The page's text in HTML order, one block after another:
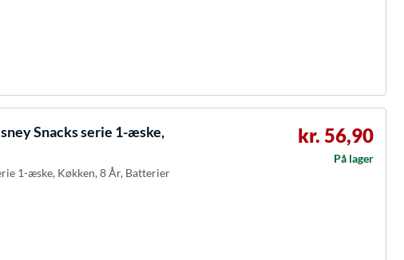
Snacks serie 1-æske,
1-æske, Køkken, 8 År, Batterier
kr. 56,90
På lager